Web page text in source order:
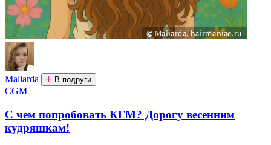
Maliarda В подруги
CGM
С чем попробовать КГМ? Дорогу весенним
кудряшкам!